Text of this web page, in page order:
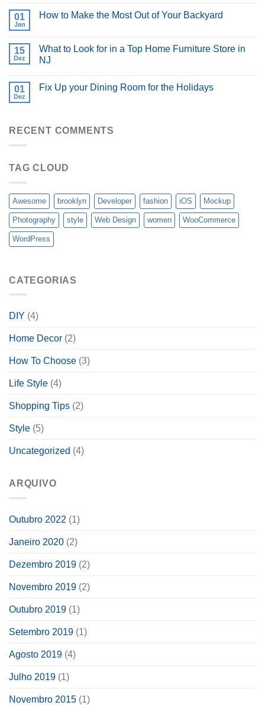
01
Jan
How to Make the Most Out of Your Backyard
15
Dez
What to Look for in a Top Home Furniture Store in
NJ
01
Dez
Fix Up your Dining Room for the Holidays
RECENT COMMENTS
TAG CLOUD
Awesome brooklyn Developer fashion iOS Mockup
Photography style Web Design women WooCommerce
WordPress
CATEGORIAS
DIY (4)
Home Decor (2)
How To Choose (3)
Life Style (4)
Shopping Tips (2)
Style (5)
Uncategorized (4)
ARQUIVO
Outubro 2022 (1)
Janeiro 2020 (2)
Dezembro 2019 (2)
Novembro 2019 (2)
Outubro 2019 (1)
Setembro 2019 (1)
Agosto 2019 (4)
Julho 2019 (1)
Novembro 2015 (1)